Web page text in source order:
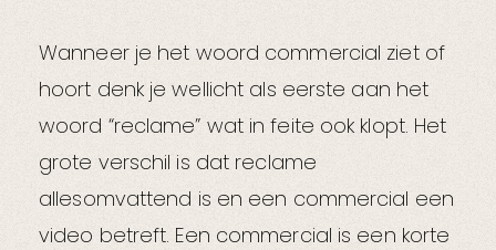
Wanneer je het woord commercial ziet of
hoort denk je wellicht als eerste aan het
woord “reclame” wat in feite ook klopt. Het
grote verschil is dat reclame
allesomvattend is en een commercial een
video betreft. Een commercial is een korte